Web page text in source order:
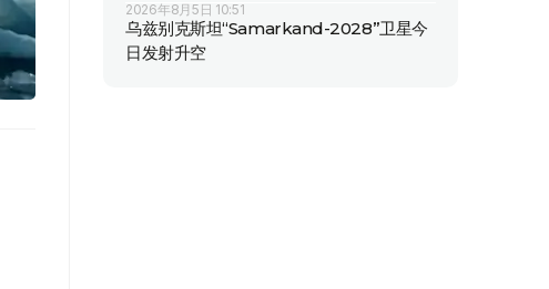
2026年8月5日 10:51
乌兹别克斯坦“Samarkand-2028”卫星今
日发射升空